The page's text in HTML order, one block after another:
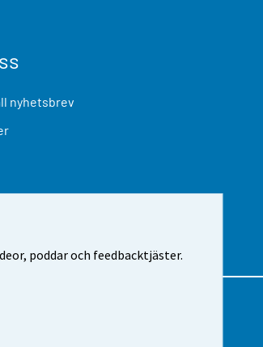
poddar och feedbacktjäster.
nyhetsbrev